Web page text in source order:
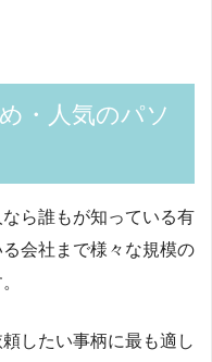
・人気のパソ
ら誰もが知っている有
会社まで様々な規模の
したい事柄に最も適し